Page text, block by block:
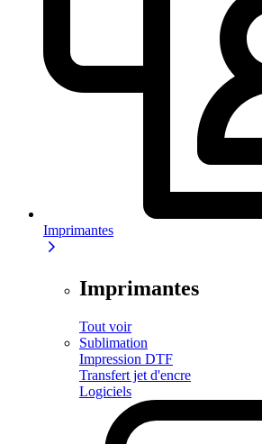
Imprimantes
Imprimantes
Tout voir
Sublimation
Impression DTF
Transfert jet d'encre
Logiciels